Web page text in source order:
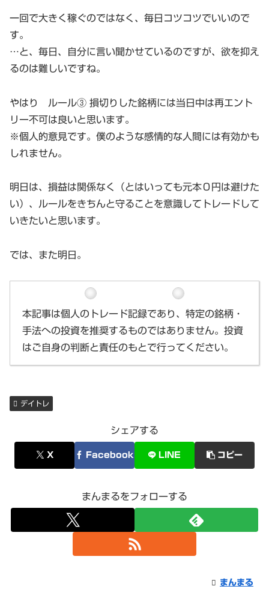
一回で大きく稼ぐのではなく、毎日コツコツでいいので
す。
…と、毎日、自分に言い聞かせているのですが、欲を抑え
るのは難しいですね。
やはり ルール③ 損切りした銘柄には当日中は再エント
リー不可は良いと思います。
※個人的意見です。僕のような感情的な人間には有効かも
しれません。
明日は、損益は関係なく（とはいっても元本０円は避けた
い）、ルールをきちんと守ることを意識してトレードして
いきたいと思います。
では、また明日。
本記事は個人のトレード記録であり、特定の銘柄・
手法への投資を推奨するものではありません。投資
はご自身の判断と責任のもとで行ってください。
デイトレ
シェアする
X Facebook LINE コピー
まんまるをフォローする
まんまる